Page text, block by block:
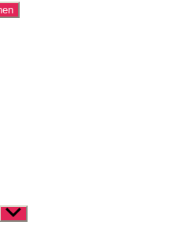
Untermenü
anzeigen